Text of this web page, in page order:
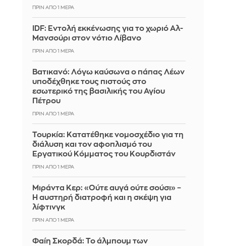
ΠΡΙΝ ΑΠΌ 1 ΜΈΡΑ
IDF: Εντολή εκκένωσης για το χωριό Αλ-
Μανσούρι στον νότιο Λίβανο
ΠΡΙΝ ΑΠΌ 1 ΜΈΡΑ
Βατικανό: Λόγω καύσωνα ο πάπας Λέων
υποδέχθηκε τους πιστούς στο
εσωτερικό της βασιλικής του Αγίου
Πέτρου
ΠΡΙΝ ΑΠΌ 1 ΜΈΡΑ
Τουρκία: Κατατέθηκε νομοσχέδιο για τη
διάλυση και τον αφοπλισμό του
Εργατικού Κόμματος του Κουρδιστάν
ΠΡΙΝ ΑΠΌ 1 ΜΈΡΑ
Μιράντα Κερ: «Ούτε αυγά ούτε σούσι» –
Η αυστηρή διατροφή και η σκέψη για
λίφτινγκ
ΠΡΙΝ ΑΠΌ 1 ΜΈΡΑ
Φαίη Σκορδά: Το άλμπουμ των